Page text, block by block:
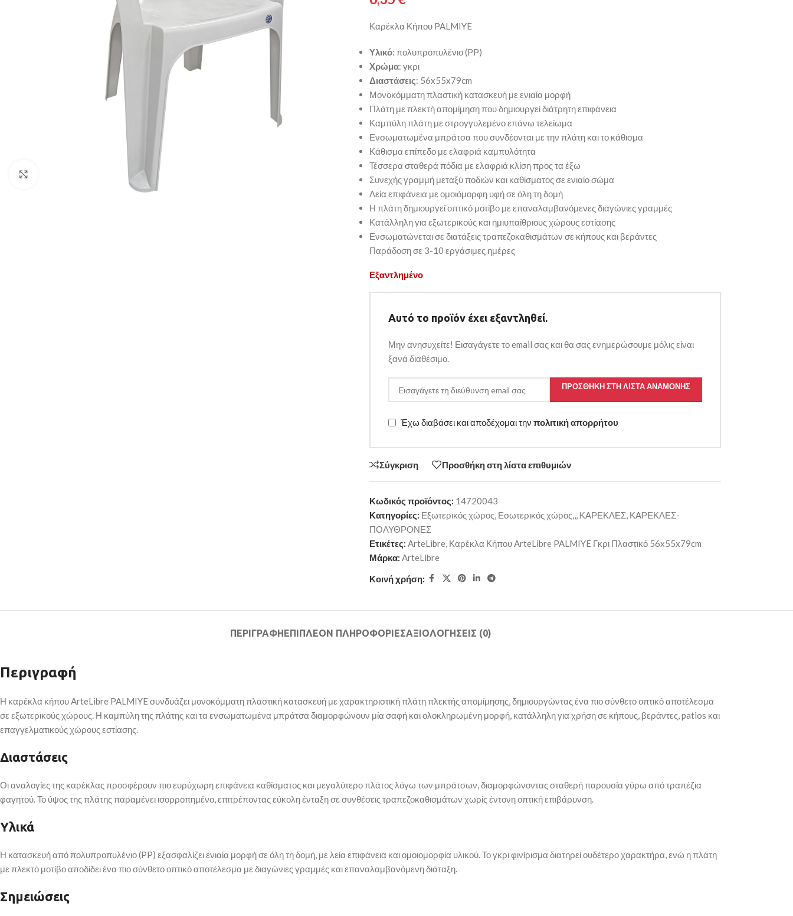
Κάντε κλικ για μεγέθυνση
Καρέκλα Κήπου PALMIYE
Υλικό: πολυπροπυλένιο (PP)
Χρώμα: γκρι
Διαστάσεις: 56x55x79cm
Μονοκόμματη πλαστική κατασκευή με ενιαία μορφή
Πλάτη με πλεκτή απομίμηση που δημιουργεί διάτρητη επιφάνεια
Καμπύλη πλάτη με στρογγυλεμένο επάνω τελείωμα
Ενσωματωμένα μπράτσα που συνδέονται με την πλάτη και το κάθισμα
Κάθισμα επίπεδο με ελαφριά καμπυλότητα
Τέσσερα σταθερά πόδια με ελαφριά κλίση προς τα έξω
Συνεχής γραμμή μεταξύ ποδιών και καθίσματος σε ενιαίο σώμα
Λεία επιφάνεια με ομοιόμορφη υφή σε όλη τη δομή
Η πλάτη δημιουργεί οπτικό μοτίβο με επαναλαμβανόμενες διαγώνιες γραμμές
Κατάλληλη για εξωτερικούς και ημιυπαίθριους χώρους εστίασης
Ενσωματώνεται σε διατάξεις τραπεζοκαθισμάτων σε κήπους και βεράντες
Παράδοση σε 3-10 εργάσιμες ημέρες
Εξαντλημένο
Αυτό το προϊόν έχει εξαντληθεί.
Μην ανησυχείτε! Εισαγάγετε το email σας και θα σας ενημερώσουμε μόλις είναι
ξανά διαθέσιμο.
ΠΡΟΣΘΉΚΗ ΣΤΗ ΛΊΣΤΑ ΑΝΑΜΟΝΉΣ
Έχω διαβάσει και αποδέχομαι την πολιτική απορρήτου
Σύγκριση Προσθήκη στη λίστα επιθυμιών
Κωδικός προϊόντος: 14720043
Κατηγορίες: Εξωτερικός χώρος, Εσωτερικός χώρος,,, ΚΑΡΕΚΛΕΣ, ΚΑΡΕΚΛΕΣ-
ΠΟΛΥΘΡΟΝΕΣ
Ετικέτες: ArteLibre, Καρέκλα Κήπου ArteLibre PALMIYE Γκρι Πλαστικό 56x55x79cm
Μάρκα: ArteLibre
Κοινή χρήση:
ΠΕΡΙΓΡΑΦΉΕΠΙΠΛΈΟΝ ΠΛΗΡΟΦΟΡΊΕΣΑΞΙΟΛΟΓΉΣΕΙΣ (0)
Περιγραφή
Η καρέκλα κήπου ArteLibre PALMIYE συνδυάζει μονοκόμματη πλαστική κατασκευή με χαρακτηριστική πλάτη πλεκτής απομίμησης, δημιουργώντας ένα πιο σύνθετο οπτικό αποτέλεσμα
σε εξωτερικούς χώρους. Η καμπύλη της πλάτης και τα ενσωματωμένα μπράτσα διαμορφώνουν μία σαφή και ολοκληρωμένη μορφή, κατάλληλη για χρήση σε κήπους, βεράντες, patios και
επαγγελματικούς χώρους εστίασης.
Διαστάσεις
Οι αναλογίες της καρέκλας προσφέρουν πιο ευρύχωρη επιφάνεια καθίσματος και μεγαλύτερο πλάτος λόγω των μπράτσων, διαμορφώνοντας σταθερή παρουσία γύρω από τραπέζια
φαγητού. Το ύψος της πλάτης παραμένει ισορροπημένο, επιτρέποντας εύκολη ένταξη σε συνθέσεις τραπεζοκαθισμάτων χωρίς έντονη οπτική επιβάρυνση.
Υλικά
Η κατασκευή από πολυπροπυλένιο (PP) εξασφαλίζει ενιαία μορφή σε όλη τη δομή, με λεία επιφάνεια και ομοιομορφία υλικού. Το γκρι φινίρισμα διατηρεί ουδέτερο χαρακτήρα, ενώ η πλάτη
με πλεκτό μοτίβο αποδίδει ένα πιο σύνθετο οπτικό αποτέλεσμα με διαγώνιες γραμμές και επαναλαμβανόμενη διάταξη.
Σημειώσεις